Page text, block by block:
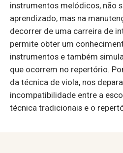
instrumentos melódicos, não
aprendizado, mas na
decorrer de uma carreira de
permite obter um
instrumentos e também
que ocorrem no repertório.
da técnica de viola, nos
incompatibilidade entre a
técnica tradicionais e o